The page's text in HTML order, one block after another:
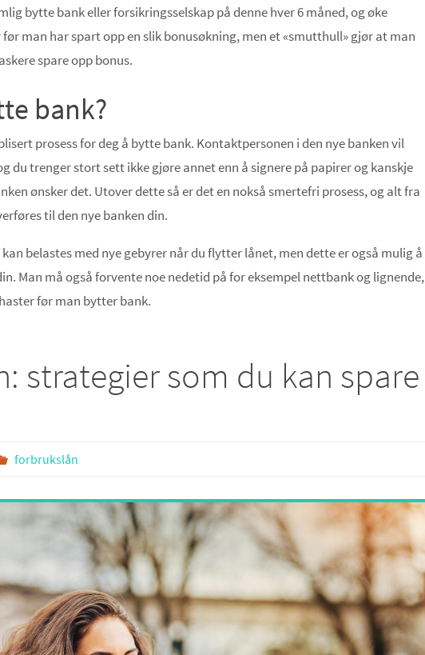
bytte bank eller forsikringsselskap på denne hver 6 måned, og øke
man har spart opp en slik bonusøkning, men et «smutthull» gjør at man
spare opp bonus.
bank?
prosess for deg å bytte bank. Kontaktpersonen i den nye banken vil
du trenger stort sett ikke gjøre annet enn å signere på papirer og kanskje
ønsker det. Utover dette så er det en nokså smertefri prosess, og alt fra
til den nye banken din.
belastes med nye gebyrer når du flytter lånet, men dette er også mulig å
Man må også forvente noe nedetid på for eksempel nettbank og lignende,
før man bytter bank.
strategier som du kan spare
forbrukslån